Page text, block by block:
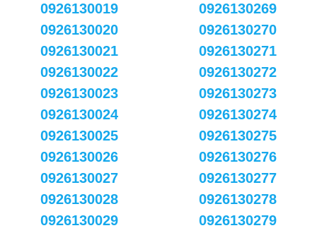
0926130019
0926130020
0926130021
0926130022
0926130023
0926130024
0926130025
0926130026
0926130027
0926130028
0926130029
0926130269
0926130270
0926130271
0926130272
0926130273
0926130274
0926130275
0926130276
0926130277
0926130278
0926130279